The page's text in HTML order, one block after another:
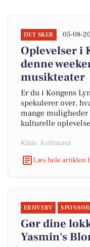
DET SKER 05-08-
Oplevelser i
denne
musikteater
Er du i Kongens
spekulerer over,
mange
kulturelle
Kilde: Kultunaut
Læs hele artiklen
ERHVERV
Gør dine
Yasmin's